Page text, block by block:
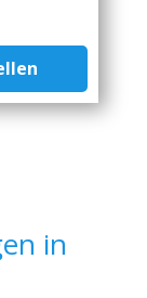
in